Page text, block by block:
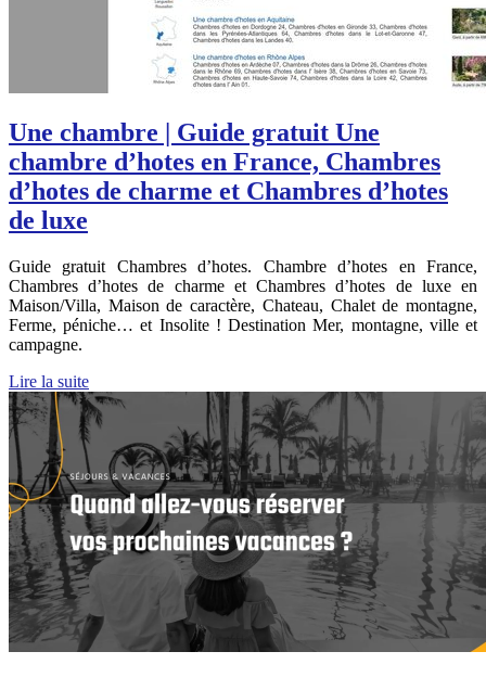
Une chambre | Guide gratuit Une
chambre d’hotes en France, Chambres
d’hotes de charme et Chambres d’hotes
de luxe
Guide gratuit Chambres d’hotes. Chambre d’hotes en France,
Chambres d’hotes de charme et Chambres d’hotes de luxe en
Maison/Villa, Maison de caractère, Chateau, Chalet de montagne,
Ferme, péniche… et Insolite ! Destination Mer, montagne, ville et
campagne.
Lire la suite